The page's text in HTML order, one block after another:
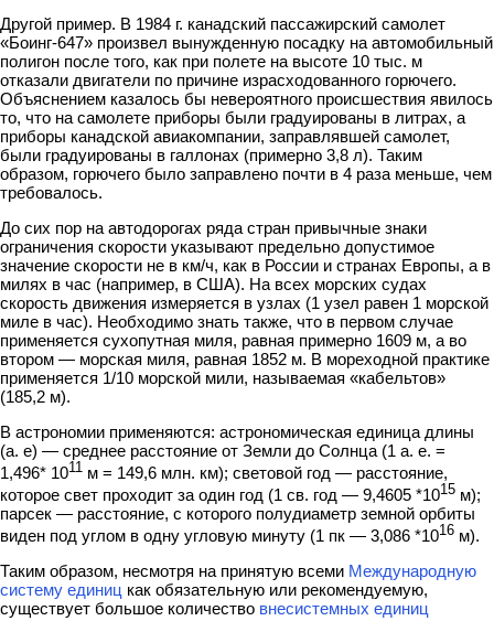
Другой пример. В 1984 г. канадский пассажирский самолет
«Боинг-647» произ­вел вынужденную посадку на автомобильный
полигон после того, как при поле­те на высоте 10 тыс. м
отказали двигатели по причине израсходованного горючего.
Объяснением казалось бы невероятного происшествия явилось
то, что на самоле­те приборы были градуированы в литрах, а
приборы канадской авиакомпании, заправлявшей самолет,
были градуированы в галлонах (примерно 3,8 л). Таким
образом, горючего было заправлено почти в 4 раза меньше, чем
требовалось.
До сих пор на автодорогах ряда стран привычные знаки
ограничения скорос­ти указывают предельно допустимое
значение скорости не в км/ч, как в России и странах Европы, а в
милях в час (например, в США). На всех морских судах
скорость движения измеряется в узлах (1 узел равен 1 морской
миле в час). Необ­ходимо знать также, что в первом случае
применяется сухопутная миля, равная примерно 1609 м, а во
втором — морская миля, равная 1852 м. В мореходной практике
применяется 1/10 морской мили, называемая «кабельтов»
(185,2 м).
В астрономии применяются: астрономическая единица длины
(а. е) — среднее расстояние от Земли до Солнца (1 а. е. =
1,496* 1011 м = 149,6 млн. км); световой год — расстояние,
которое свет проходит за один год (1 св. год — 9,4605 *1015 м);
парсек — расстояние, с которого полудиаметр земной орбиты
виден под углом в одну угловую минуту (1 пк — 3,086 *1016 м).
Таким образом, несмотря на принятую всеми Международную
систему еди­ниц как обязательную или рекомендуемую,
существует большое количество внесистемных единиц